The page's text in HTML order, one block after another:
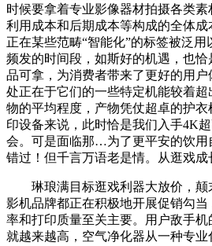
时候要拿着专业影像器材拍摄各类
利用成本和后期成本等构成的全体
正在某些范畴“智能化”的标签被泛
频发的时间段，如斯好的机遇，也
品可拿，为消费者带来了更好的用
处正在于它们的一些特定机能较着
物的平均程度，产物凭仗超卓的护
印设备来说，此时恰是我们入手4K
会。可是面临那…为了更平安的饮用
错过！但千言万语老是情。从逛戏成
琳琅满目标逛戏利器大放价，颠
影机品牌都正在积极地开展促销勾
率和打印质量至关主要。用户敌手
就越来越高，空气净化器从一种专